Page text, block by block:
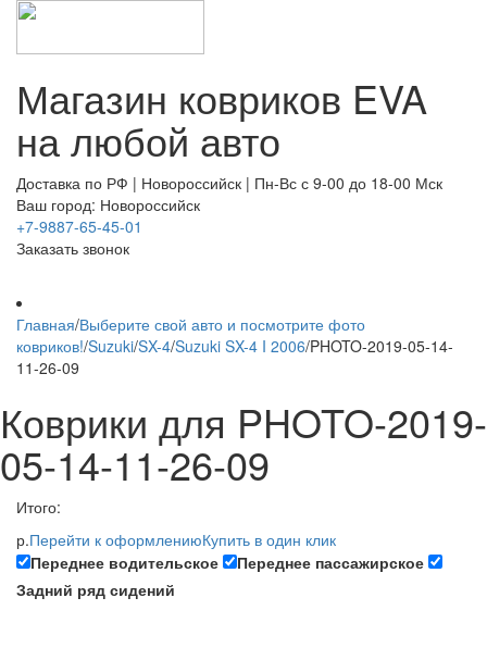
Магазин ковриков EVA ​
на любой авто
Доставка по РФ | Новороссийск | Пн-Вс с 9-00 до 18-00 Мск
Ваш город: Новороссийск
+7-9887-65-45-01
Заказать звонок
Главная/Выберите свой авто и посмотрите фото
ковриков!/Suzuki/SX-4/Suzuki SX-4 I 2006/PHOTO-2019-05-14-
11-26-09
Коврики для PHOTO-2019-
05-14-11-26-09
Итого:
р.Перейти к оформлениюКупить в один клик
Переднее водительское
Переднее пассажирское
Задний ряд сидений